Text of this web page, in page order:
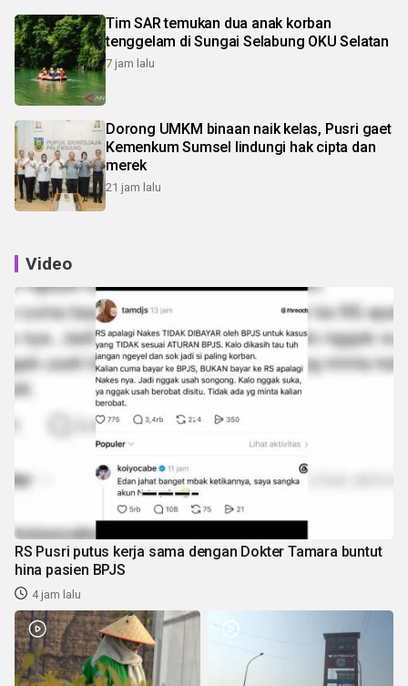
Tim SAR temukan dua anak korban
tenggelam di Sungai Selabung OKU Selatan
7 jam lalu
Dorong UMKM binaan naik kelas, Pusri gaet
Kemenkum Sumsel lindungi hak cipta dan
merek
21 jam lalu
Video
RS Pusri putus kerja sama dengan Dokter Tamara buntut
hina pasien BPJS
4 jam lalu